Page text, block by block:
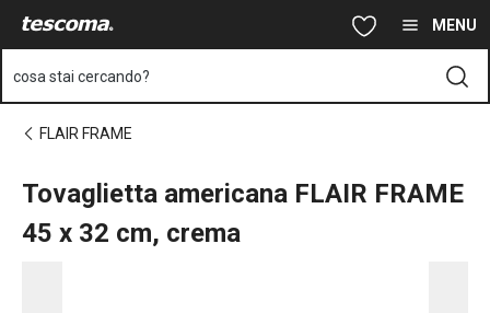
Vai al contenuto principale MENU
cosa stai cercando?
FLAIR FRAME
Tovaglietta americana FLAIR FRAME
45 x 32 cm, crema